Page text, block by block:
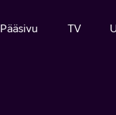
Pääsivu TV